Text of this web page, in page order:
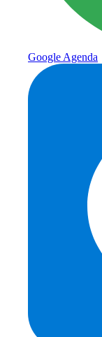
Google Agenda